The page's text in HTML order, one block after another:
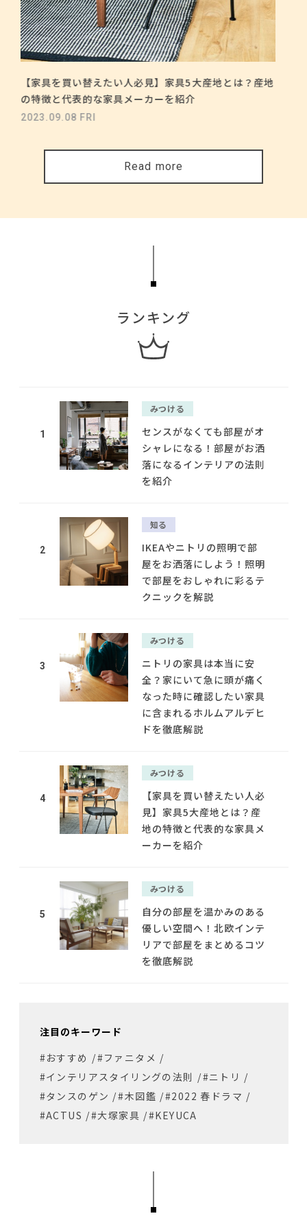
【家具を買い替えたい人必見】家具5大産地とは？産地
の特徴と代表的な家具メーカーを紹介
2023.09.08 FRI
Read more
ランキング
1
みつける
センスがなくても部屋がオ
シャレになる！部屋がお洒
落になるインテリアの法則
を紹介
2
知る
IKEAやニトリの照明で部
屋をお洒落にしよう！照明
で部屋をおしゃれに彩るテ
クニックを解説
3
みつける
ニトリの家具は本当に安
全？家にいて急に頭が痛く
なった時に確認したい家具
に含まれるホルムアルデヒ
ドを徹底解説
4
みつける
【家具を買い替えたい人必
見】家具5大産地とは？産
地の特徴と代表的な家具メ
ーカーを紹介
5
みつける
自分の部屋を温かみのある
優しい空間へ！北欧インテ
リアで部屋をまとめるコツ
を徹底解説
注目のキーワード
#おすすめ /#ファニタメ /
#インテリアスタイリングの法則 /#ニトリ /
#タンスのゲン /#木図鑑 /#2022 春ドラマ /
#ACTUS /#大塚家具 /#KEYUCA